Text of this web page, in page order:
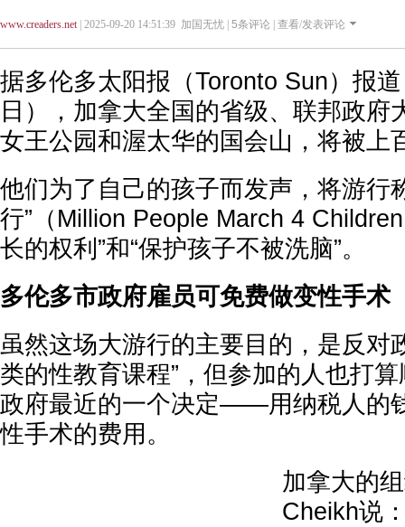
www.creaders.net| 2025-09-20 14:51:39 加国无忧 | 5条评论 | 查看/发表评论
据多伦多太阳报（Toronto Sun）报
日），加拿大全国的省级、联邦政府
女王公园和渥太华的国会山，将被上
他们为了自己的孩子而发声，将游行
行”（Million People March 4
长的权利”和“保护孩子不被洗脑”。
多伦多市政府雇员可免费做变性手术
虽然这场大游行的主要目的，是反对
类的性教育课程”，但参加的人也打
政府最近的一个决定——用纳税人的
性手术的费用。
加拿大的
Cheikh说